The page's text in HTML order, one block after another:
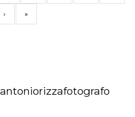
› »